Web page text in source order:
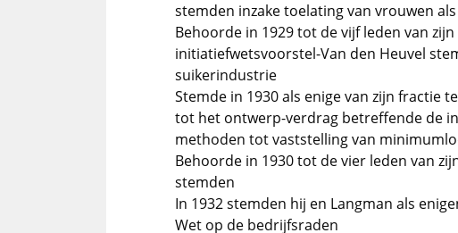
stemden inzake toelating van vrouwen
Behoorde in 1929 tot de vijf leden van
initiatiefwetsvoorstel-Van den Heuvel
suikerindustrie
Stemde in 1930 als enige van zijn fractie
tot het ontwerp-verdrag betreffende de
methoden tot vaststelling van
Behoorde in 1930 tot de vier leden van
stemden
In 1932 stemden hij en Langman als
Wet op de bedrijfsraden